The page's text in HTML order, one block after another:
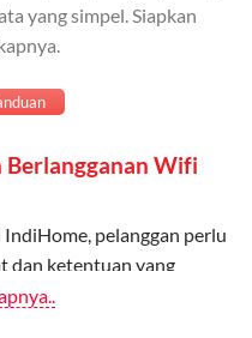
di dalam negeri.
mendaftarkan anggota
atau website Telkomsel One.
anggota bisa langsung
yang simpel. Siapkan
Berlangganan Wifi
pelanggan perlu
dan ketentuan yang